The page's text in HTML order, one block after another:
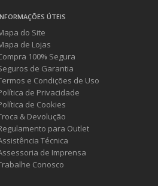
ÚTEIS
do Site
de Lojas
100% Segura
de Garantia
e Condições de Uso
de Privacidade
de Cookies
& Devolução
para Outlet
Técnica
de Imprensa
Conosco